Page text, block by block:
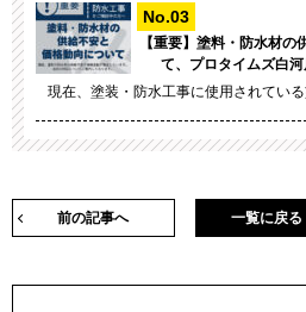
【重要】塗料・防水材
て、プロタイムズ白
現在、塗装・防水工事に使用されてい
前の記事へ 一覧に戻る